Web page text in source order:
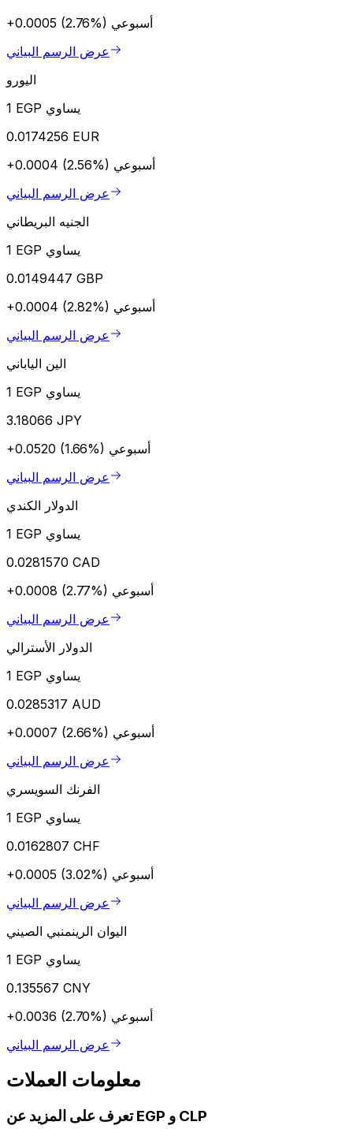
+0.0005 (2.76%) أسبوعي
عرض الرسم البياني
اليورو
1 EGP يساوي
0.0174256 EUR
+0.0004 (2.56%) أسبوعي
عرض الرسم البياني
الجنيه البريطاني
1 EGP يساوي
0.0149447 GBP
+0.0004 (2.82%) أسبوعي
عرض الرسم البياني
الين الياباني
1 EGP يساوي
3.18066 JPY
+0.0520 (1.66%) أسبوعي
عرض الرسم البياني
الدولار الكندي
1 EGP يساوي
0.0281570 CAD
+0.0008 (2.77%) أسبوعي
عرض الرسم البياني
الدولار الأسترالي
1 EGP يساوي
0.0285317 AUD
+0.0007 (2.66%) أسبوعي
عرض الرسم البياني
الفرنك السويسري
1 EGP يساوي
0.0162807 CHF
+0.0005 (3.02%) أسبوعي
عرض الرسم البياني
اليوان الرينمنبي الصيني
1 EGP يساوي
0.135567 CNY
+0.0036 (2.70%) أسبوعي
عرض الرسم البياني
معلومات العملات
تعرف على المزيد عن EGP و CLP